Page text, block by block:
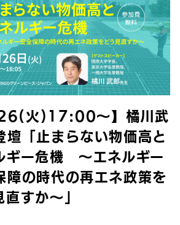
火)17:00〜】橘川武
壇「止まらない物価高と
ギー危機 ～エネルギー
障の時代の再エネ政策を
直すか～」